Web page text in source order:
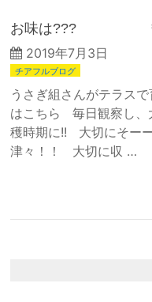
お味は??? ＊チ
2019年7月3日
チアフルブログ
うさぎ組さんがテラス
はこちら 毎日観察し、
穫時期に!! 大切にそー
津々！！ 大切に収 …